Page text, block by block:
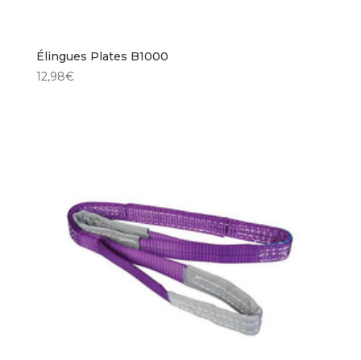
Élingues Plates B1000
12,98€